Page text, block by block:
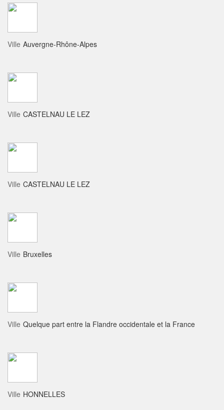
Ville Auvergne-Rhône-Alpes
Ville CASTELNAU LE LEZ
Ville CASTELNAU LE LEZ
Ville Bruxelles
Ville Quelque part entre la Flandre occidentale et la France
Ville HONNELLES